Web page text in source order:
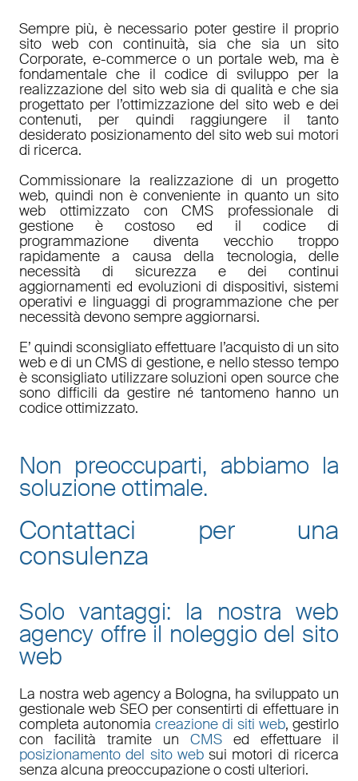
Sempre più, è necessario poter gestire il proprio
sito web con continuità, sia che sia un sito
Corporate, e-commerce o un portale web, ma è
fondamentale che il codice di sviluppo per la
realizzazione del sito web sia di qualità e che sia
progettato per l’ottimizzazione del sito web e dei
contenuti, per quindi raggiungere il tanto
desiderato posizionamento del sito web sui motori
di ricerca.
Commissionare la realizzazione di un progetto
web, quindi non è conveniente in quanto un sito
web ottimizzato con CMS professionale di
gestione è costoso ed il codice di
programmazione diventa vecchio troppo
rapidamente a causa della tecnologia, delle
necessità di sicurezza e dei continui
aggiornamenti ed evoluzioni di dispositivi, sistemi
operativi e linguaggi di programmazione che per
necessità devono sempre aggiornarsi.
E’ quindi sconsigliato effettuare l’acquisto di un sito
web e di un CMS di gestione, e nello stesso tempo
è sconsigliato utilizzare soluzioni open source che
sono difficili da gestire né tantomeno hanno un
codice ottimizzato.
Non preoccuparti, abbiamo la
soluzione ottimale.
Contattaci per una
consulenza
Solo vantaggi: la nostra web
agency offre il noleggio del sito
web
La nostra web agency a Bologna, ha sviluppato un
gestionale web SEOper consentirti di effettuare in
completa autonomia creazione di siti web, gestirlo
con facilità tramite un CMS ed effettuare il
posizionamento del sito websui motori di ricerca
senza alcuna preoccupazione o costi ulteriori.